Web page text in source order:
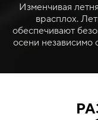
Изменчивая
врасплох.
обеспечивают
осени независимо